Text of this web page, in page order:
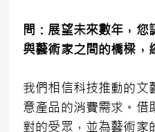
問： 展望未來數年，您
與藝術家之間的橋樑，
我們相信科技推動的文
意產品的消費需求。借
對的受眾，並為藝術家